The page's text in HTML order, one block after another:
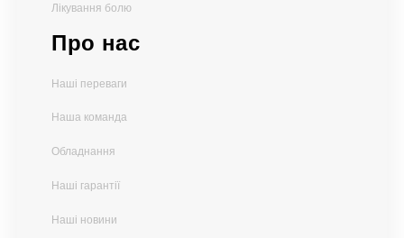
Лікування болю
Про нас
Наші переваги
Наша команда
Обладнання
Наші гарантії
Наші новини